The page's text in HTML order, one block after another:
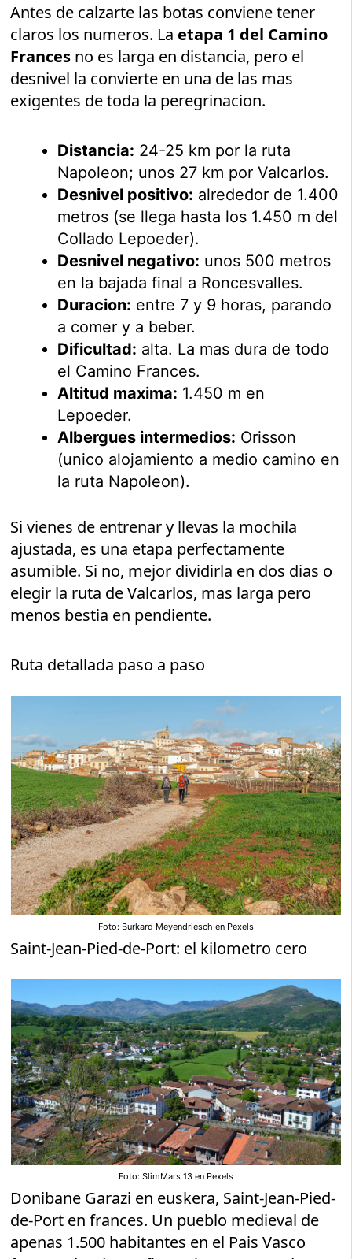
Antes de calzarte las botas conviene tener
claros los numeros. La etapa 1 del Camino
Frances no es larga en distancia, pero el
desnivel la convierte en una de las mas
exigentes de toda la peregrinacion.
Distancia: 24-25 km por la ruta
Napoleon; unos 27 km por Valcarlos.
Desnivel positivo: alrededor de 1.400
metros (se llega hasta los 1.450 m del
Collado Lepoeder).
Desnivel negativo: unos 500 metros
en la bajada final a Roncesvalles.
Duracion: entre 7 y 9 horas, parando
a comer y a beber.
Dificultad: alta. La mas dura de todo
el Camino Frances.
Altitud maxima: 1.450 m en
Lepoeder.
Albergues intermedios: Orisson
(unico alojamiento a medio camino en
la ruta Napoleon).
Si vienes de entrenar y llevas la mochila
ajustada, es una etapa perfectamente
asumible. Si no, mejor dividirla en dos dias o
elegir la ruta de Valcarlos, mas larga pero
menos bestia en pendiente.
Ruta detallada paso a paso
Foto: Burkard Meyendriesch en Pexels
Saint-Jean-Pied-de-Port: el kilometro cero
Foto: SlimMars 13 en Pexels
Donibane Garazi en euskera, Saint-Jean-Pied-
de-Port en frances. Un pueblo medieval de
apenas 1.500 habitantes en el Pais Vasco